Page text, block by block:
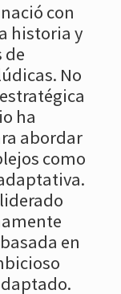
con
historia y
de
No
ha
abordar
como
en